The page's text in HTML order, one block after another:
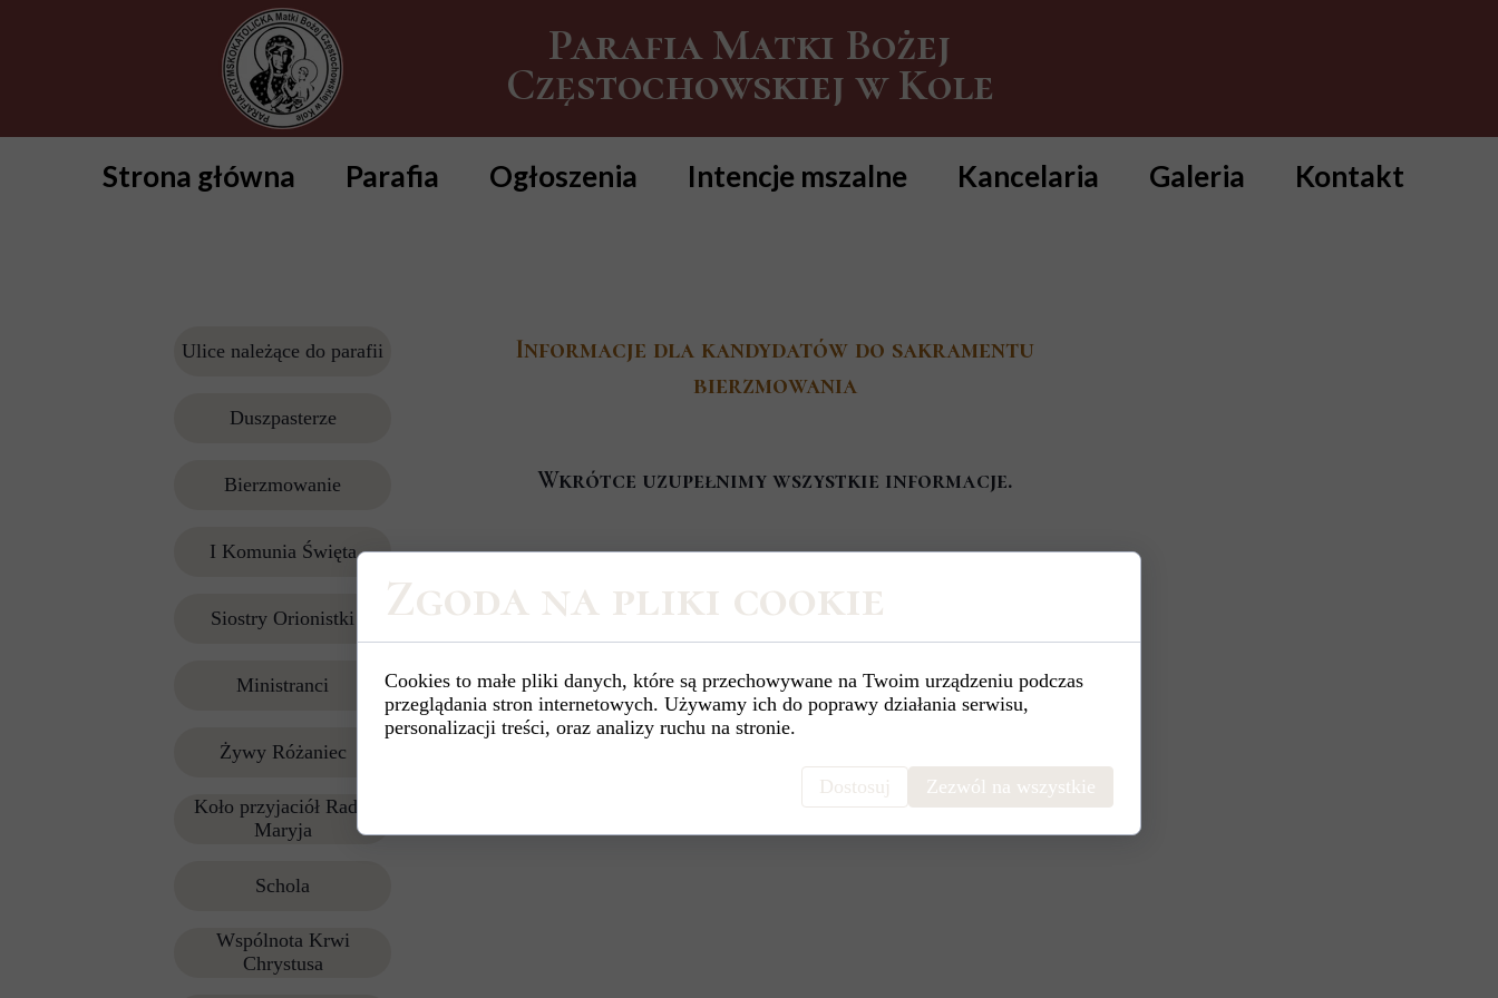
Wspólnota Krwi
Chrystusa
Schola
Koło przyjaciół Radia
Maryja
Żywy Różaniec
Ministranci
Siostry Orionistki
I Komunia Święta
Bierzmowanie
Duszpasterze
Ulice należące do parafii
Informacje dla kandydatów do sakramentu
bierzmowania
Wkrótce uzupełnimy wszystkie informacje.
Strona główna Parafia Ogłoszenia Intencje mszalne Kancelaria Galeria Kontakt
Parafia Matki Bożej
Częstochowskiej w Kole
Zgoda na pliki cookie
Cookies to małe pliki danych, które są przechowywane na Twoim urządzeniu podczas
przeglądania stron internetowych. Używamy ich do poprawy działania serwisu,
personalizacji treści, oraz analizy ruchu na stronie.
Dostosuj Zezwól na wszystkie